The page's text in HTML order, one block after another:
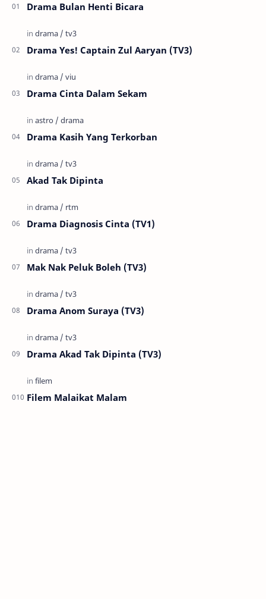
Drama Bulan Henti Bicara
Drama Yes! Captain Zul Aaryan (TV3)
Drama Cinta Dalam Sekam
Drama Kasih Yang Terkorban
Akad Tak Dipinta
Drama Diagnosis Cinta (TV1)
Mak Nak Peluk Boleh (TV3)
Drama Anom Suraya (TV3)
Drama Akad Tak Dipinta (TV3)
Filem Malaikat Malam